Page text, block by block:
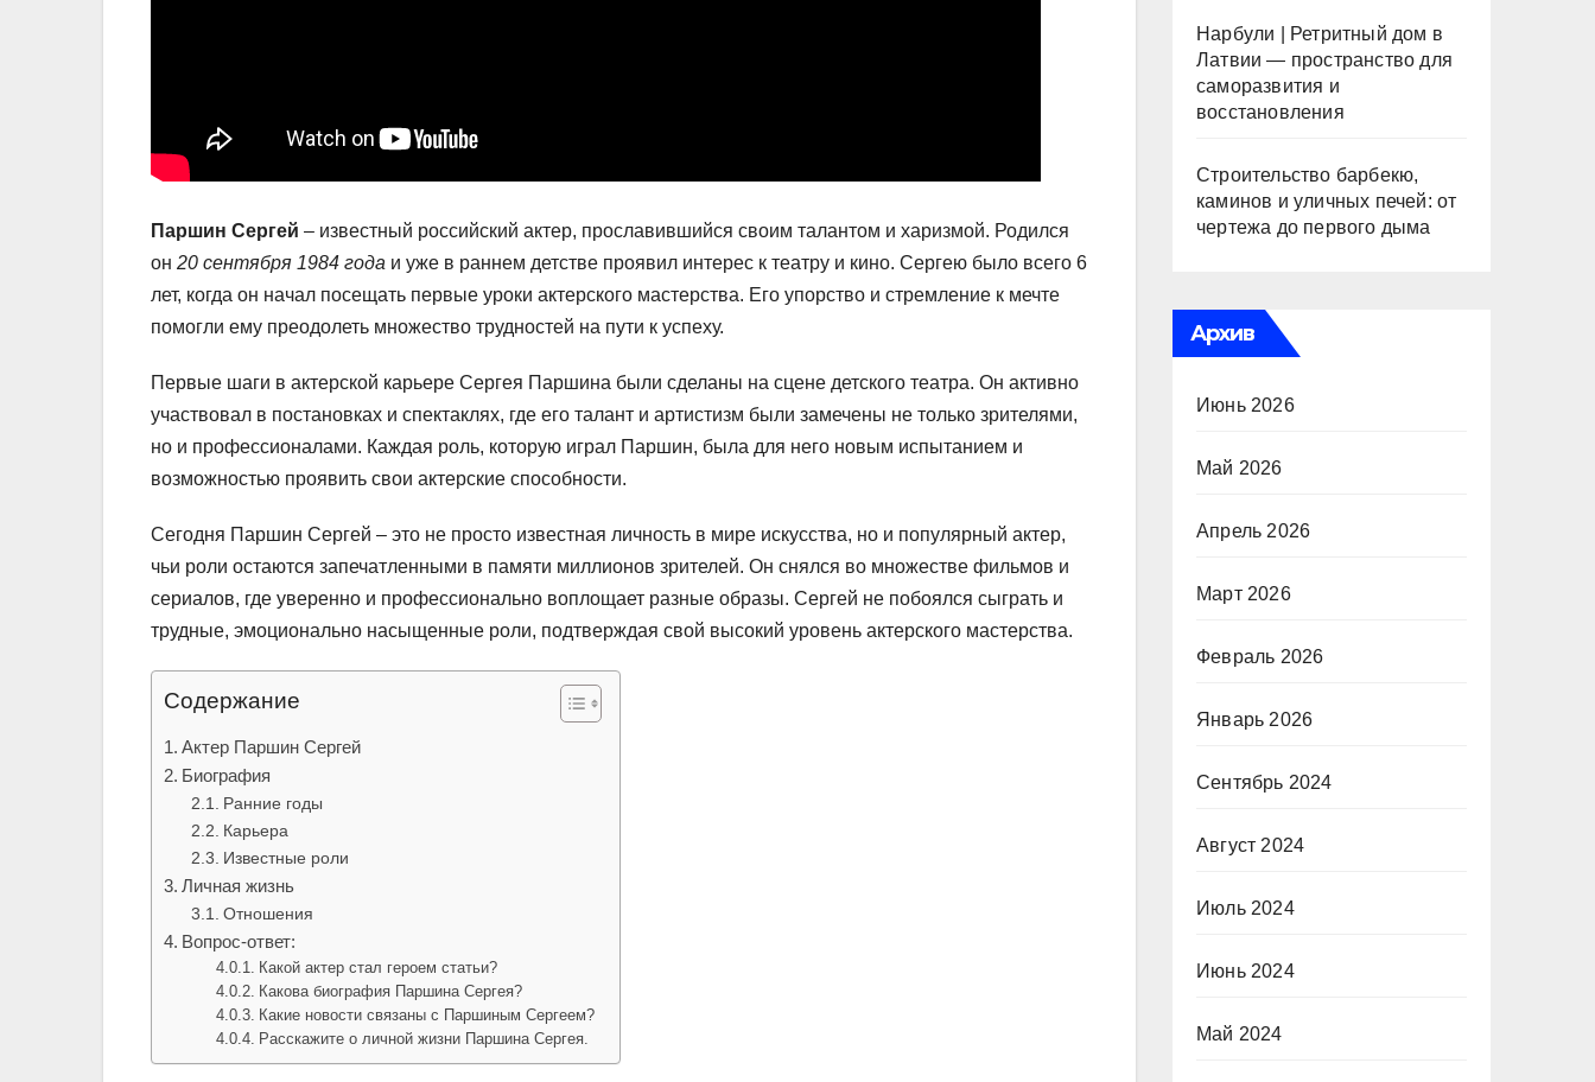
Паршин Сергей – известный российский актер, прославившийся своим талантом и харизмой. Родился
он 20 сентября 1984 года и уже в раннем детстве проявил интерес к театру и кино. Сергею было всего 6
лет, когда он начал посещать первые уроки актерского мастерства. Его упорство и стремление к мечте
помогли ему преодолеть множество трудностей на пути к успеху.
Первые шаги в актерской карьере Сергея Паршина были сделаны на сцене детского театра. Он активно
участвовал в постановках и спектаклях, где его талант и артистизм были замечены не только зрителями,
но и профессионалами. Каждая роль, которую играл Паршин, была для него новым испытанием и
возможностью проявить свои актерские способности.
Сегодня Паршин Сергей – это не просто известная личность в мире искусства, но и популярный актер,
чьи роли остаются запечатленными в памяти миллионов зрителей. Он снялся во множестве фильмов и
сериалов, где уверенно и профессионально воплощает разные образы. Сергей не побоялся сыграть и
трудные, эмоционально насыщенные роли, подтверждая свой высокий уровень актерского мастерства.
Содержание
Актер Паршин Сергей
Биография
Ранние годы
Карьера
Известные роли
Личная жизнь
Отношения
Вопрос-ответ:
Какой актер стал героем статьи?
Какова биография Паршина Сергея?
Какие новости связаны с Паршиным Сергеем?
Расскажите о личной жизни Паршина Сергея.
Нарбули | Ретритный дом в
Латвии — пространство для
саморазвития и
восстановления
Строительство барбекю,
каминов и уличных печей: от
чертежа до первого дыма
Архив
Июнь 2026
Май 2026
Апрель 2026
Март 2026
Февраль 2026
Январь 2026
Сентябрь 2024
Август 2024
Июль 2024
Июнь 2024
Май 2024